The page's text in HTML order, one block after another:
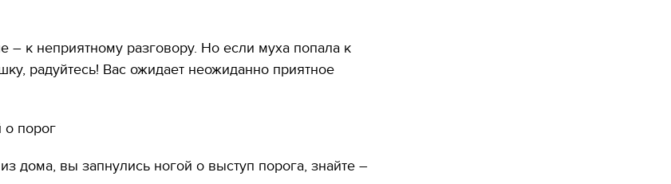
– к неприятному разговору. Но если муха попала к
радуйтесь! Вас ожидает неожиданно приятное
о порог
дома, вы запнулись ногой о выступ порога, знайте –